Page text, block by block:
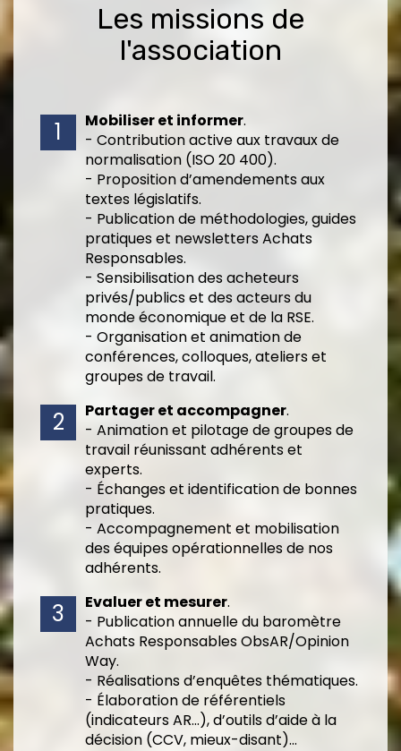
Les missions de
l'association
Mobiliser et informer.
- Contribution active aux travaux de
normalisation (ISO 20 400).
- Proposition d’amendements aux
textes législatifs.
- Publication de méthodologies, guides
pratiques et newsletters Achats
Responsables.
- Sensibilisation des acheteurs
privés/publics et des acteurs du
monde économique et de la RSE.
- Organisation et animation de
conférences, colloques, ateliers et
groupes de travail.
Partager et accompagner.
- Animation et pilotage de groupes de
travail réunissant adhérents et
experts.
- Échanges et identification de bonnes
pratiques.
- Accompagnement et mobilisation
des équipes opérationnelles de nos
adhérents.
Evaluer et mesurer.
- Publication annuelle du baromètre
Achats Responsables ObsAR/Opinion
Way.
- Réalisations d’enquêtes thématiques.
- Élaboration de référentiels
(indicateurs AR…), d’outils d’aide à la
décision (CCV, mieux-disant)…